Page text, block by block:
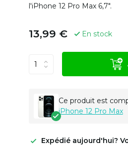
l'iPhone 12 Pro Max 6,7".
13,99 € En stock
Ce produit est
iPhone 12 Pro Max
Expédié aujourd'hui?